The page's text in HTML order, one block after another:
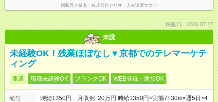
掲載元企業名 株式会社セリオ 人材派遣サカソ
掲載日：2026.07.22
未読
未経験OK！残業ほぼなし▼京都でのテレマーケテ
ィング
派遣 職種未経験OK ブランクOK WEB登録・面接OK
給与
時給1350円 月収例 20万円 時給1350円×実働7h30m×週5日×4